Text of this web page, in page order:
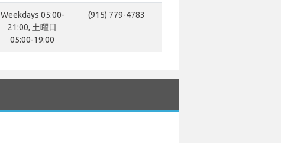
Weekdays 05:00-
21:00, 土曜日
05:00-19:00
(915) 779-4783